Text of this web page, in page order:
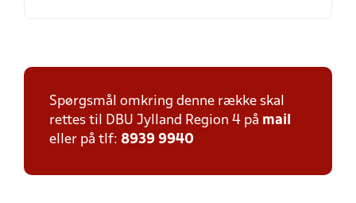
Spørgsmål omkring denne række skal
rettes til DBU Jylland Region 4 på mail
eller på tlf: 8939 9940